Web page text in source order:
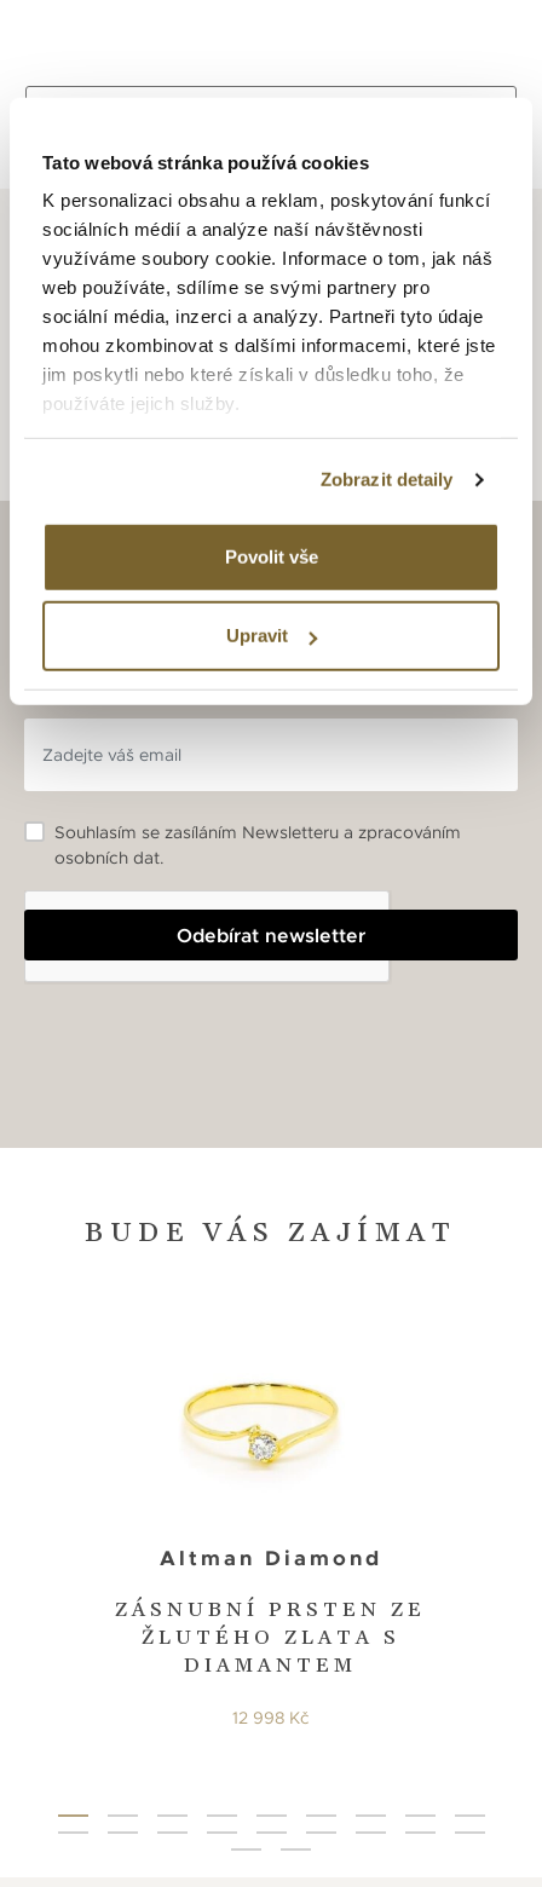
Tato webová stránka používá cookies
K personalizaci obsahu a reklam, poskytování funkcí
sociálních médií a analýze naší návštěvnosti
využíváme soubory cookie. Informace o tom, jak náš
web používáte, sdílíme se svými partnery pro
sociální média, inzerci a analýzy. Partneři tyto údaje
mohou zkombinovat s dalšími informacemi, které jste
jim poskytli nebo které získali v důsledku toho, že
používáte jejich služby.
Zobrazit detaily
Povolit vše
Upravit
ALTMAN JEWELLERY
Altman Jewellery
ZAJÍMAJÍ VÁS LUXUSNÍ
HODINKY A ŠPERKY?
BUĎTE S NÁMI V OBRAZE.
Odebírat newsletter
Souhlasím se zasíláním Newsletteru a zpracováním
osobních dat.
BUDE VÁS ZAJÍMAT
ZÁSNUBNÍ PRSTEN ZE
ŽLUTÉHO ZLATA S
DIAMANTEM
Altman Diamond
12 998 Kč